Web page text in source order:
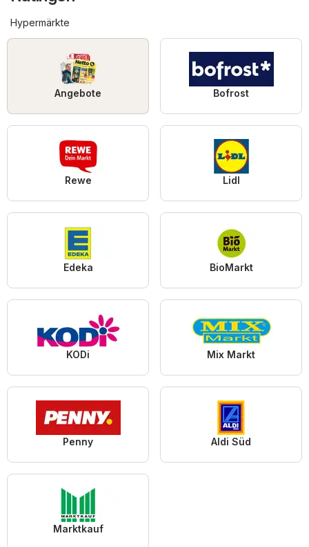
Hypermärkte
Angebote Bofrost
Rewe Lidl
Edeka BioMarkt
KODi Mix Markt
Penny Aldi Süd
Marktkauf